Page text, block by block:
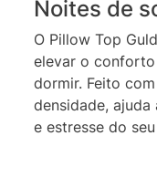
Noites de
O Pillow Top
elevar o
dormir. Feito
densidade,
e estresse do